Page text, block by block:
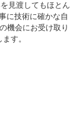
見渡してもほとん
に技術に確かな自
機会にお受け取り
す。